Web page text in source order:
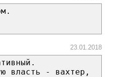
23.01.2018
власть - вахтер,